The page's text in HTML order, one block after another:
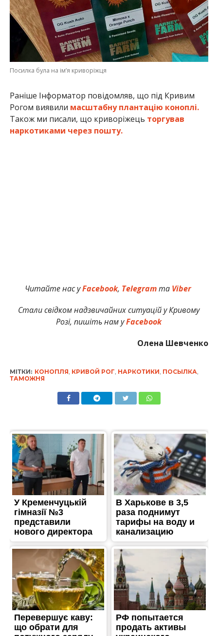
Посилка була на ім’я криворіжця
Раніше Інформатор повідомляв, що під Кривим
Рогом виявили масштабну плантацію коноплі.
Також ми писали, що криворіжець торгував
наркотиками через пошту.
Читайте нас уFacebook, Telegramта Viber
Стали свідком надзвичайних ситуацій у Кривому
Розі, пишіть нам уFacebook
Олена Шевченко
МІТКИ: КОНОПЛЯ КРИВОЙ РОГ НАРКОТИКИ ПОСЫЛКА
ТАМОЖНЯ